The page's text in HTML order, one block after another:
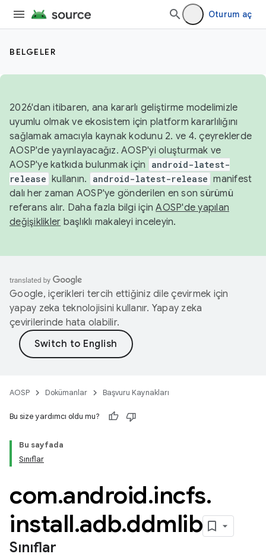
Oturum aç
BELGELER
2026'dan itibaren, ana kararlı geliştirme modelimizle
uyumlu olmak ve ekosistem için platform kararlılığını
sağlamak amacıyla kaynak kodunu 2. ve 4. çeyreklerde
AOSP'de yayınlayacağız. AOSP'yi oluşturmak ve
AOSP'ye katkıda bulunmak için
android-latest-
release kullanın. android-latest-release manifest
dalı her zaman AOSP'ye gönderilen en son sürümü
referans alır. Daha fazla bilgi içinAOSP'de yapılan
değişiklikler başlıklı makaleyi inceleyin.
Google, içerikleri tercih ettiğiniz dile çevirmek için
yapay zeka teknolojisini kullanır. Yapay zeka
çevirilerinde hata olabilir.
AOSP Dokümanlar Başvuru Kaynakları
Bu size yardımcı oldu mu?
Bu sayfada
Sınıflar
com.android.incfs.
install.adb.ddmlib
Sınıflar